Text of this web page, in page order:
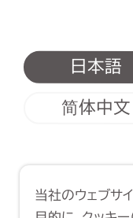
日本語
简体中文
Copyright (C)
当社のウェブサ